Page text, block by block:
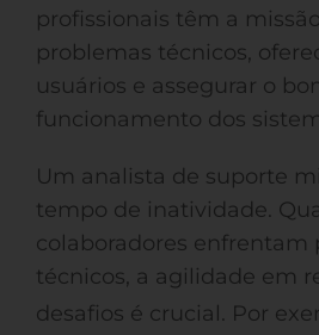
profissionais têm a
problemas técnicos,
usuários e assegurar o
funcionamento dos
Um analista de suporte
tempo de inatividade.
colaboradores enfrentam
técnicos, a agilidade em
desafios é crucial. Por